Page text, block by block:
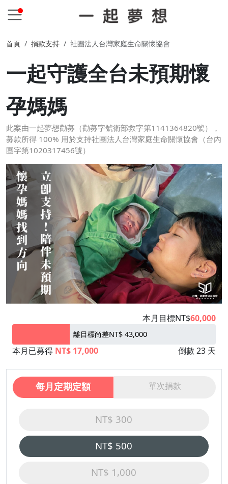
首頁 捐款支持 社團法人台灣家庭生命關懷協會
一起守護全台未預期懷
孕媽媽
此案由一起夢想勸募（勸募字號衛部救字第1141364820號），
募款所得 100% 用於支持社團法人台灣家庭生命關懷協會（台內
團字第1020317456號）
本月目標NT$60,000
離目標尚差NT$ 43,000
本月已募得 NT$ 17,000 倒數 23 天
每月定期定額 單次捐款
NT$ 300
NT$ 500
NT$ 1,000